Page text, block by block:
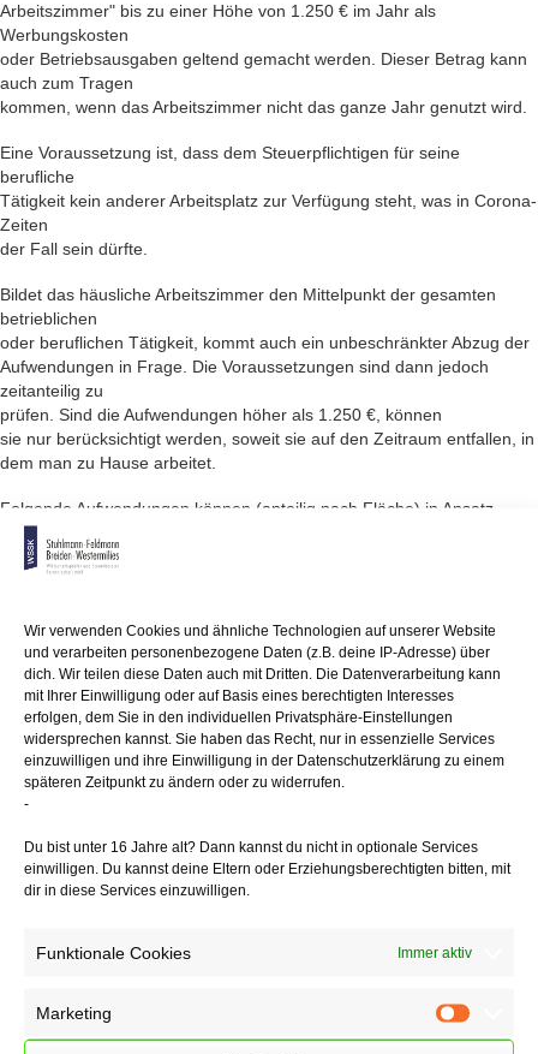
Wir verwenden Cookies und ähnliche Technologien auf unserer Website
und verarbeiten personenbezogene Daten (z.B. deine IP-Adresse) über
dich. Wir teilen diese Daten auch mit Dritten. Die Datenverarbeitung kann
mit Ihrer Einwilligung oder auf Basis eines berechtigten Interesses
erfolgen, dem Sie in den individuellen Privatsphäre-Einstellungen
widersprechen kannst. Sie haben das Recht, nur in essenzielle Services
einzuwilligen und ihre Einwilligung in der Datenschutzerklärung zu einem
späteren Zeitpunkt zu ändern oder zu widerrufen.
-
Du bist unter 16 Jahre alt? Dann kannst du nicht in optionale Services
einwilligen. Du kannst deine Eltern oder Erziehungsberechtigten bitten, mit
dir in diese Services einzuwilligen.
Funktionale Cookies Immer aktiv
Marketing
Arbeitszimmer" bis zu einer Höhe von 1.250 € im Jahr als
Werbungskosten
oder Betriebsausgaben geltend gemacht werden. Dieser Betrag kann
auch zum Tragen
kommen, wenn das Arbeitszimmer nicht das ganze Jahr genutzt wird.
Eine Voraussetzung ist, dass dem Steuerpflichtigen für seine
berufliche
Tätigkeit kein anderer Arbeitsplatz zur Verfügung steht, was in Corona-
Zeiten
der Fall sein dürfte.
Bildet das häusliche Arbeitszimmer den Mittelpunkt der gesamten
betrieblichen
oder beruflichen Tätigkeit, kommt auch ein unbeschränkter Abzug der
Aufwendungen in Frage. Die Voraussetzungen sind dann jedoch
zeitanteilig zu
prüfen. Sind die Aufwendungen höher als 1.250 €, können
sie nur berücksichtigt werden, soweit sie auf den Zeitraum entfallen, in
dem man zu Hause arbeitet.
Folgende Aufwendungen können (anteilig nach Fläche) in Ansatz
gebracht
werden: Kaltmiete oder Gebäude-Abschreibung, Wasser,
Nebenkosten, Müllabfuhr,
Heizung, Reinigung,
Strom, Renovierung, Schuldzinsen.
Bitte beachten Sie:Eine "Arbeitsecke" im Wohn- oder Schlafbereich
gilt nicht als "häusliches Arbeitszimmer". Ein Arbeitszimmer
ist ein Raum, der nach seiner Funktion und Ausstattung vorwiegend
der Erledigung
gedanklicher, schriftlicher, verwaltungstechnischer oder
dient. Er muss auch ausschließlich oder nahezu (zu 90 %)
ausschließlich
zu betrieblichen oder beruflichen Zwecken genutzt werden.
anzuwenden,
Ehepartners,